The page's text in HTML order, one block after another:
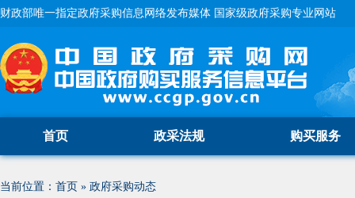
财政部唯一指定政府采购信息网络发布媒体 国家级政府采购专业网站
首页 政采法规 购买服务
当前位置： 首页 » 政府采购动态